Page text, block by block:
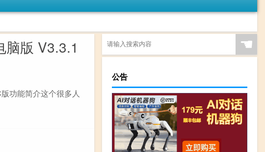
版 V3.3.1
功能简介这个很多人
☚
公告